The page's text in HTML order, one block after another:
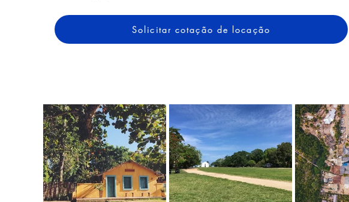
Solicitar cotação de locação